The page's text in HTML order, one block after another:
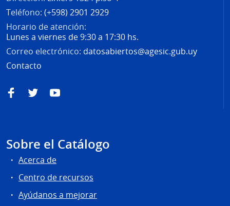
Teléfono: (+598) 2901 2929
Horario de atención:
Lunes a viernes de 9:30 a 17:30 hs.
Correo electrónico: datosabiertos@agesic.gub.uy
Contacto
FacebookTwitterYouTube
Sobre el Catálogo
Acerca de
Centro de recursos
Ayúdanos a mejorar